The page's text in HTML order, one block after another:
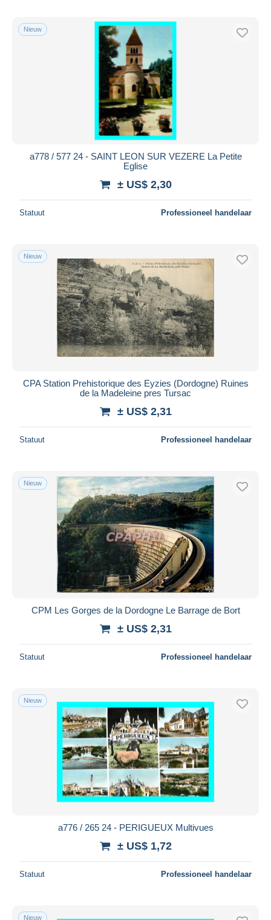
Nieuw
a778 / 577 24 - SAINT LEON SUR VEZERE La Petite
Eglise
± US$ 2,30
Statuut Professioneel handelaar
Nieuw
CPA Station Prehistorique des Eyzies (Dordogne) Ruines
de la Madeleine pres Tursac
± US$ 2,31
Statuut Professioneel handelaar
Nieuw
CPM Les Gorges de la Dordogne Le Barrage de Bort
± US$ 2,31
Statuut Professioneel handelaar
Nieuw
a776 / 265 24 - PERIGUEUX Multivues
± US$ 1,72
Statuut Professioneel handelaar
Nieuw